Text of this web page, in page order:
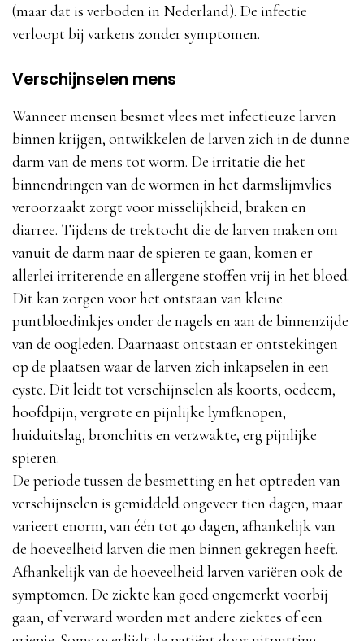
(maar dat is verboden in Nederland). De infectie
verloopt bij varkens zonder symptomen.
Verschijnselen mens
Wanneer mensen besmet vlees met infectieuze larven
binnen krijgen, ontwikkelen de larven zich in de dunne
darm van de mens tot worm. De irritatie die het
binnendringen van de wormen in het darmslijmvlies
veroorzaakt zorgt voor misselijkheid, braken en
diarree. Tijdens de trektocht die de larven maken om
vanuit de darm naar de spieren te gaan, komen er
allerlei irriterende en allergene stoffen vrij in het bloed.
Dit kan zorgen voor het ontstaan van kleine
puntbloedinkjes onder de nagels en aan de binnenzijde
van de oogleden. Daarnaast ontstaan er ontstekingen
op de plaatsen waar de larven zich inkapselen in een
cyste. Dit leidt tot verschijnselen als koorts, oedeem,
hoofdpijn, vergrote en pijnlijke lymfknopen,
huiduitslag, bronchitis en verzwakte, erg pijnlijke
spieren.
De periode tussen de besmetting en het optreden van
verschijnselen is gemiddeld ongeveer tien dagen, maar
varieert enorm, van één tot 40 dagen, afhankelijk van
de hoeveelheid larven die men binnen gekregen heeft.
Afhankelijk van de hoeveelheid larven variëren ook de
symptomen. De ziekte kan goed ongemerkt voorbij
gaan, of verward worden met andere ziektes of een